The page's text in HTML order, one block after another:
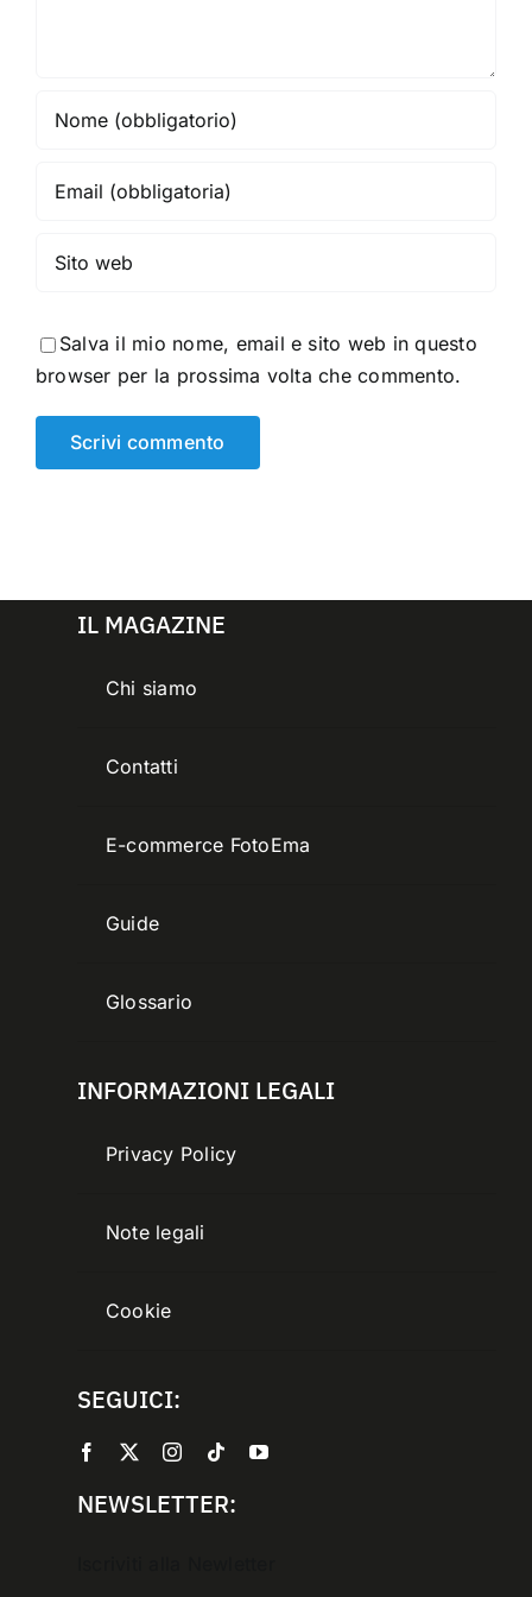
Salva il mio nome, email e sito web in questo
browser per la prossima volta che commento.
IL MAGAZINE
Chi siamo
Contatti
E-commerce FotoEma
Guide
Glossario
INFORMAZIONI LEGALI
Privacy Policy
Note legali
Cookie
SEGUICI:
NEWSLETTER: